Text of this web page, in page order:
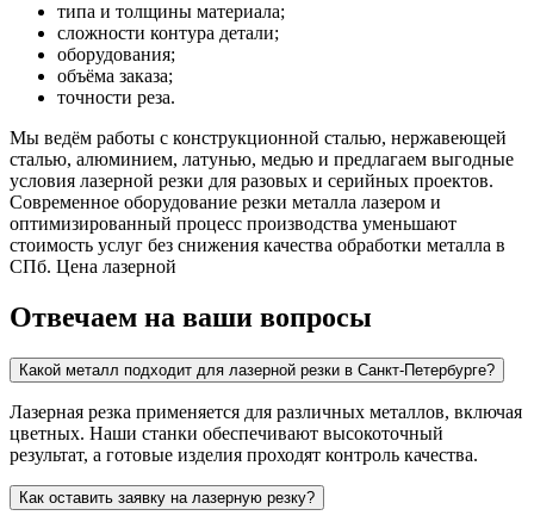
типа и толщины материала;
сложности контура детали;
оборудования;
объёма заказа;
точности реза.
Мы ведём работы с конструкционной сталью, нержавеющей
сталью, алюминием, латунью, медью и предлагаем выгодные
условия лазерной резки для разовых и серийных проектов.
Современное оборудование резки металла лазером и
оптимизированный процесс производства уменьшают
стоимость услуг без снижения качества обработки металла в
СПб. Цена лазерной
Отвечаем на ваши вопросы
Какой металл подходит для лазерной резки в Санкт-Петербурге?
Лазерная резка применяется для различных металлов, включая
цветных. Наши станки обеспечивают высокоточный
результат, а готовые изделия проходят контроль качества.
Как оставить заявку на лазерную резку?